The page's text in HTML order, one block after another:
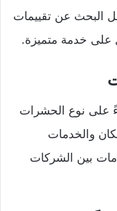
البحث عن تقييمات
على خدمة متميزة.
على نوع الحشرات
والخدمات
بين الشركات